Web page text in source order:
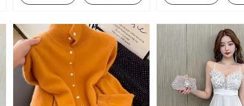
de lótus Saias Regata
Boca de Sino Calças